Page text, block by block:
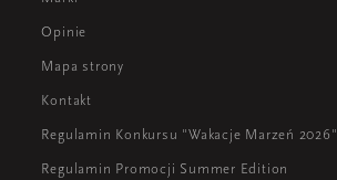
Opinie
Mapa strony
Kontakt
Regulamin Konkursu "Wakacje Marzeń 2026"
Regulamin Promocji Summer Edition